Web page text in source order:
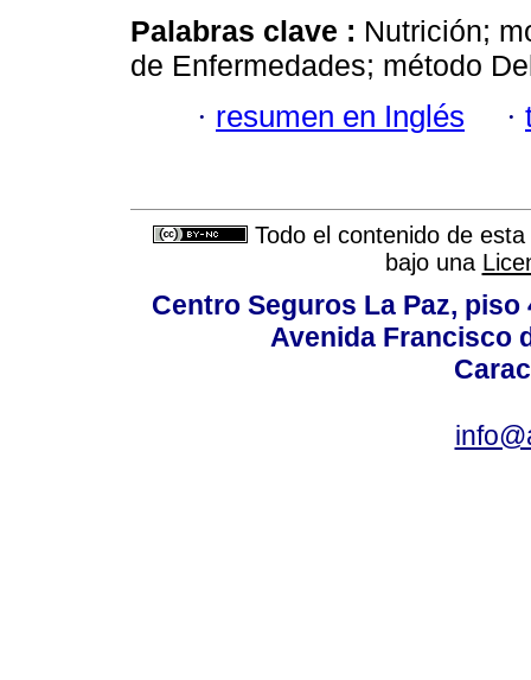
Palabras clave : Nutrición;
de Enfermedades; método
· resumen en Inglés ·
Todo el contenido de
bajo una
Centro Seguros La Paz,
Avenida Francisco